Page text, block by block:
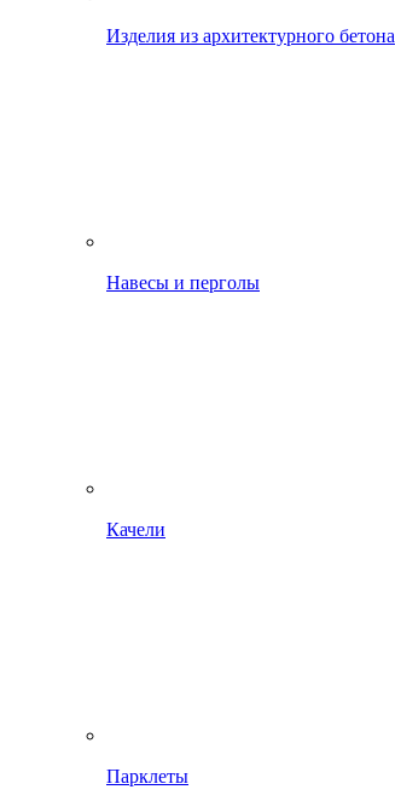
Изделия из архитектурного бетона
Навесы и перголы
Качели
Парклеты